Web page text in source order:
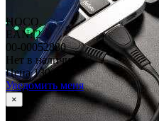
HOCO
EAN: 2
00-00052880
Нет в наличии
Цена130 руб
Уведомить меня
×